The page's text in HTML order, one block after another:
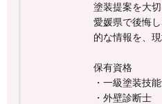
塗装提案を大切
愛媛県で後悔
的な情報を、
保有資格
・一級塗装技
・外壁診断士